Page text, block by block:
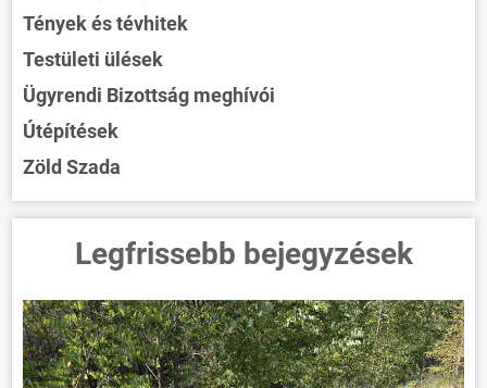
Tények és tévhitek
Testületi ülések
Ügyrendi Bizottság meghívói
Útépítések
Zöld Szada
Legfrissebb bejegyzések